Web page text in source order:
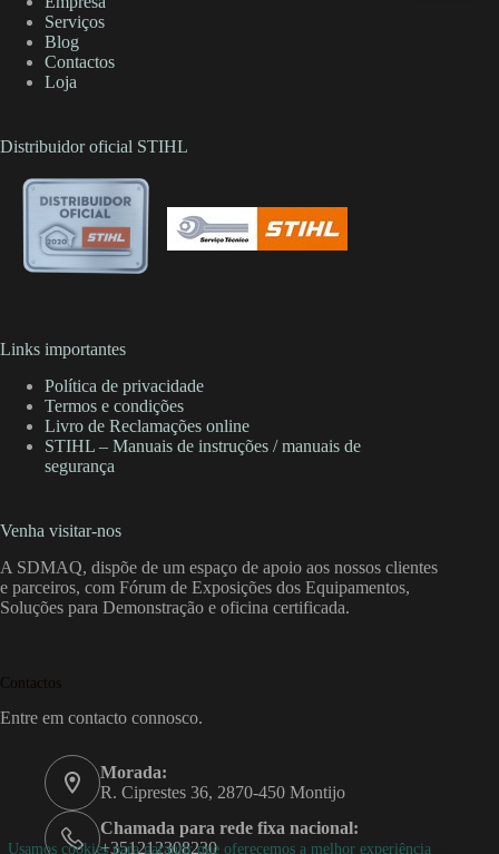
Usamos cookies para garantir que oferecemos a melhor experiência
Serviços
Blog
Contactos
Loja
Distribuidor oficial STIHL
Links importantes
Política de privacidade
Termos e condições
Livro de Reclamações online
STIHL – Manuais de instruções / manuais de
segurança
Venha visitar-nos
A SDMAQ, dispõe de um espaço de apoio aos nossos clientes
e parceiros, com Fórum de Exposições dos Equipamentos,
Soluções para Demonstração e oficina certificada.
Contactos
Entre em contacto connosco.
Morada:
R. Ciprestes 36, 2870-450 Montijo
Chamada para rede fixa nacional:
+351212308230